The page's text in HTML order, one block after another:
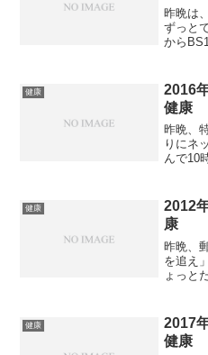
昨晩は
ずっと
から
具合で
健康
2016
健康
昨晩、
りにネ
んで10
ら、な
はする
健康
2012
康
昨晩、
を追え
ょっと
たもの
は素...
健康
2017
健康